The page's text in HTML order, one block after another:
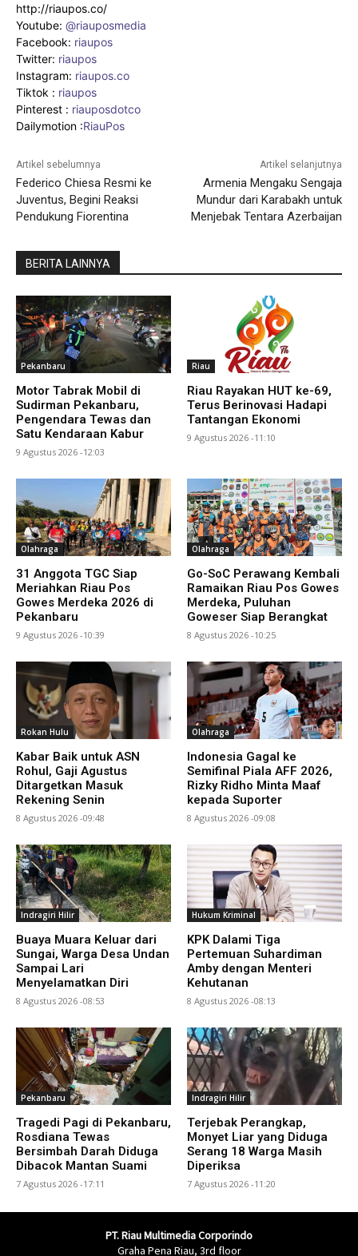
http://riaupos.co/
Youtube: @riauposmedia
Facebook: riaupos
Twitter: riaupos
Instagram: riaupos.co
Tiktok : riaupos
Pinterest : riauposdotco
Dailymotion :RiauPos
Artikel sebelumnya
Federico Chiesa Resmi ke
Juventus, Begini Reaksi
Pendukung Fiorentina
Artikel selanjutnya
Armenia Mengaku Sengaja
Mundur dari Karabakh untuk
Menjebak Tentara Azerbaijan
BERITA LAINNYA
Pekanbaru
Motor Tabrak Mobil di
Sudirman Pekanbaru,
Pengendara Tewas dan
Satu Kendaraan Kabur
9 Agustus 2026 -12:03
Riau
Riau Rayakan HUT ke-69,
Terus Berinovasi Hadapi
Tantangan Ekonomi
9 Agustus 2026 -11:10
Olahraga
31 Anggota TGC Siap
Meriahkan Riau Pos
Gowes Merdeka 2026 di
Pekanbaru
9 Agustus 2026 -10:39
Olahraga
Go-SoC Perawang Kembali
Ramaikan Riau Pos Gowes
Merdeka, Puluhan
Goweser Siap Berangkat
8 Agustus 2026 -10:25
Rokan Hulu
Kabar Baik untuk ASN
Rohul, Gaji Agustus
Ditargetkan Masuk
Rekening Senin
8 Agustus 2026 -09:48
Olahraga
Indonesia Gagal ke
Semifinal Piala AFF 2026,
Rizky Ridho Minta Maaf
kepada Suporter
8 Agustus 2026 -09:08
Indragiri Hilir
Buaya Muara Keluar dari
Sungai, Warga Desa Undan
Sampai Lari
Menyelamatkan Diri
8 Agustus 2026 -08:53
Hukum Kriminal
KPK Dalami Tiga
Pertemuan Suhardiman
Amby dengan Menteri
Kehutanan
8 Agustus 2026 -08:13
Pekanbaru
Tragedi Pagi di Pekanbaru,
Rosdiana Tewas
Bersimbah Darah Diduga
Dibacok Mantan Suami
7 Agustus 2026 -17:11
Indragiri Hilir
Terjebak Perangkap,
Monyet Liar yang Diduga
Serang 18 Warga Masih
Diperiksa
7 Agustus 2026 -11:20
PT. Riau Multimedia Corporindo
Graha Pena Riau, 3rd floor